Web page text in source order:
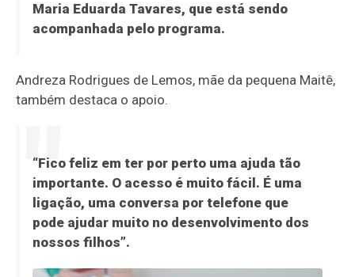
Maria Eduarda Tavares, que está sendo
acompanhada pelo programa.
Andreza Rodrigues de Lemos, mãe da pequena Maitê,
também destaca o apoio.
“Fico feliz em ter por perto uma ajuda tão
importante. O acesso é muito fácil. É uma
ligação, uma conversa por telefone que
pode ajudar muito no desenvolvimento dos
nossos filhos”.